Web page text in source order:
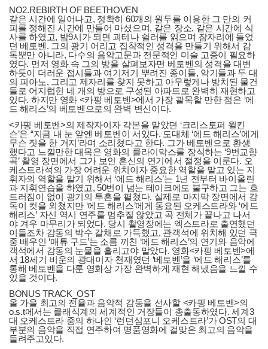
NO2.REBIRTH OF BEETHOVEN
같은 시간에 일어나고, 정확히 60개의 원두를 이용한 그 만의 커
피를 정해진 시간에 만들어 마셨으며, 같은 장소, 같은 시간에 식
사를 하였고, 밤9시가 되면 괴테나 쉴러를 읽으며 잠자리에 들었
던 베토벤. 그의 광기 어리고 집착적인 성격을 만들기 위해서 감
독뿐만 아니라, 다수의 음악고문과 전문적인 미술 고증이 필요하
였다. 먼저 영화 속 그의 방을 살펴보자면 베토벤의 성격을 대변
하듯이 더러운 접시들과 여기저기 뿌려진 종이들, 악기들과 두 대
의 피아노, 그리고 제자리를 찾지 못하고 아무렇게나 방치된 물건
들로 어지럽힌 네 개의 방으로 구성된 아파트로 완벽히 재현하고
있다. 하지만 영화 <카핑 베토벤>에서 가장 괄목할 만한 점은 ‘에
드 해리스’의 베토벤으로의 완벽 변신이다.
<카핑 베토벤>의 제작자이자 각본을 맡았던 ‘크리스토퍼 윌킨
슨’은 “지금 내 눈 앞엔 베토벤이 서있다. 도대체 ‘에드 해리스’에게
무슨 짓을 한 거지’라며 소리쳤다고 한다. 그가 베토벤으로 환생
했다고 느낄만한 대목은 영화의 클라이막스를 장식하는 ‘9번교향
곡’ 촬영 장면에서 그가 보인 혼신의 연기에서 절정을 이룬다. 오
케스트라석의 가장 어려운 위치이자 중요한 역할을 맡고 있는 지
휘자의 역할을 맡기 위해서 ‘에드 해리스’는 1년 전부터 바이올린
과 지휘연습을 하였고, 50번이 넘는 테이크에도 불구하고 그는 흐
트러짐이 없이 광기의 투혼을 펼쳤다. 실제로 마지막 장면에서 감
독이 컷을 외쳤지만 ‘에드 해리스’에게 동요된 오케스트라와 ‘에드
해리스’ 자신 역시 연주를 멈추질 않았고 곡 전체가 끝나고 나서
야 겨우 마무리가 되었다. 당시 촬영장에는 엑스트라로 출연했던
이들조차 감동의 박수 갈채로 가득했고, 관객석에 위치해 있던 극
중 배우인 ‘매튜 구드’는 소름 끼친 ‘에드 해리스’의 연기와 음악에
객석에서 감동의 눈물을 흘리고야 말았다. 영화<카핑 베토벤>에
서 18세기 비운의 광대이자 천재였던 ‘베토벤’을 ‘에드 해리스’를
통해 베토벤을 다룬 영화상 가장 완벽하게 재현 해냈음을 느낄 수
있을 것이다.
BONUS TRACK_OST
올 가을 최고의 전율과 음악적 감동을 선사할 <카핑 베토벤>의
o.s.t에서는 클래식계의 세계적인 거장들이 총출동하였다. 세계3
대 오케스트라 중의 하나인 ‘런던심포니 오케스트라’가 OST의 대
부분의 음악을 직접 연주하여 명품영화에 걸맞은 최고의 음악을
들려주고있다.